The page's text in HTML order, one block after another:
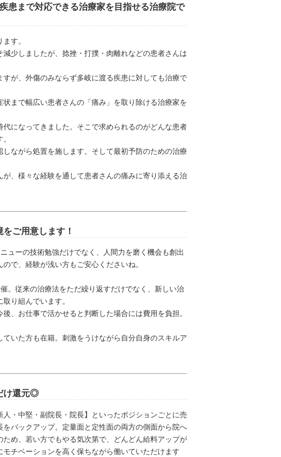
患まで対応できる治療家を目指せる治療院で
す。
少しましたが、捻挫・打撲・肉離れなどの患者さんは
が、外傷のみならず多岐に渡る疾患に対しても治療で
まで幅広い患者さんの「痛み」を取り除ける治療家を
になってきました。そこで求められるのがどんな患者
ながら処置を施します。そして最初予防のための治療
、様々な経験を通して患者さんの痛みに寄り添える治
ご用意します！
ューの技術勉強だけでなく、人間力を磨く機会も創出
で、経験が浅い方もご安心くださいね。
。従来の治療法をただ繰り返すだけでなく、新しい治
り組んでいます。
、お仕事で活かせると判断した場合には費用を負担。
いた方も在籍。刺激をうけながら自分自身のスキルア
け還元◎
・中堅・副院長・院長】といったポジションごとに売
バックアップ。定量面と定性面の両方の側面から院へ
め、若い方でもやる気次第で、どんどん給料アップが
チベーションを高く保ちながら働いていただけます